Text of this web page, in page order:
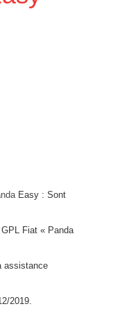
Easy : Sont
Fiat « Panda
assistance
2019.